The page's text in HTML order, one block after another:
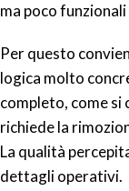
ma poco
Per questo
logica molto
completo, come si
richiede la
La qualità
dettagli operativi.